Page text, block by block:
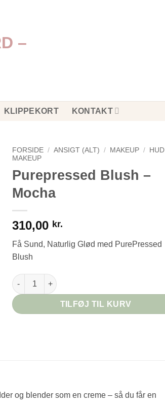
KLIPPEKORT KONTAKT
FORSIDE / ANSIGT (ALT) / MAKEUP /
HUD
MAKEUP
Purepressed Blush –
Mocha
310,00 kr.
Få Sund, Naturlig Glød med PurePressed
Blush
Purepressed Blush - Mocha antal
TILFØJ TIL KURV
og blender som en creme – så du får en